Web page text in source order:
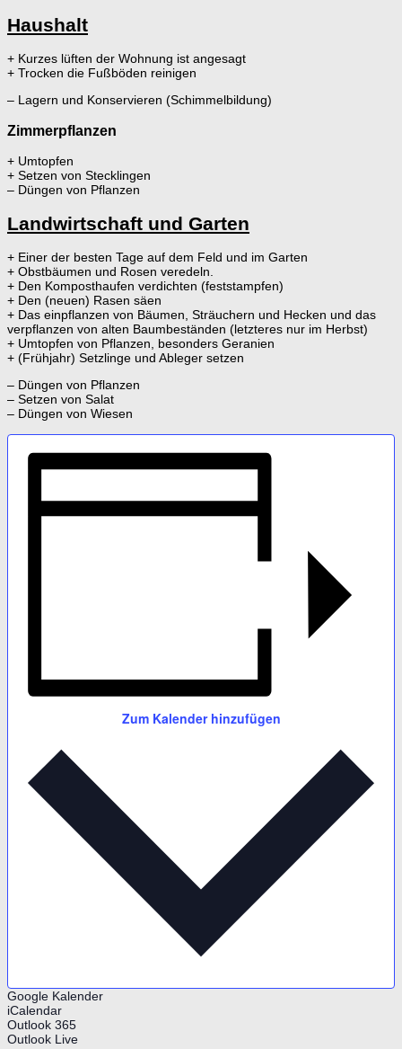
Haushalt
+ Kurzes lüften der Wohnung ist angesagt
+ Trocken die Fußböden reinigen
– Lagern und Konservieren (Schimmelbildung)
Zimmerpflanzen
+ Umtopfen
+ Setzen von Stecklingen
– Düngen von Pflanzen
Landwirtschaft und Garten
+ Einer der besten Tage auf dem Feld und im Garten
+ Obstbäumen und Rosen veredeln.
+ Den Komposthaufen verdichten (feststampfen)
+ Den (neuen) Rasen säen
+ Das einpflanzen von Bäumen, Sträuchern und Hecken und das
verpflanzen von alten Baumbeständen (letzteres nur im Herbst)
+ Umtopfen von Pflanzen, besonders Geranien
+ (Frühjahr) Setzlinge und Ableger setzen
– Düngen von Pflanzen
– Setzen von Salat
– Düngen von Wiesen
Zum Kalender hinzufügen
Google Kalender
iCalendar
Outlook 365
Outlook Live